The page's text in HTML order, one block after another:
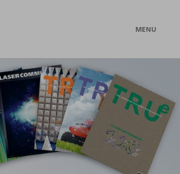
MENU